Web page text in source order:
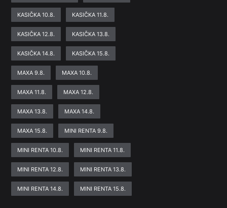
KASIČKA 10.8. KASIČKA 11.8.
KASIČKA 12.8. KASIČKA 13.8.
KASIČKA 14.8. KASIČKA 15.8.
MAXA 9.8. MAXA 10.8.
MAXA 11.8. MAXA 12.8.
MAXA 13.8. MAXA 14.8.
MAXA 15.8. MINI RENTA 9.8.
MINI RENTA 10.8. MINI RENTA 11.8.
MINI RENTA 12.8. MINI RENTA 13.8.
MINI RENTA 14.8. MINI RENTA 15.8.